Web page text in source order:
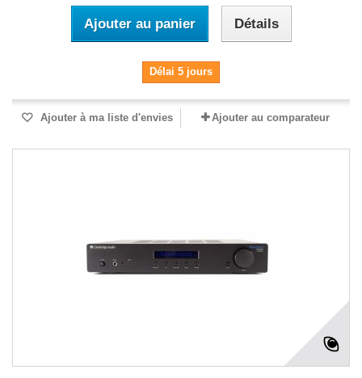
Ajouter au panier Détails
Délai 5 jours
Ajouter à ma liste d'envies Ajouter au comparateur